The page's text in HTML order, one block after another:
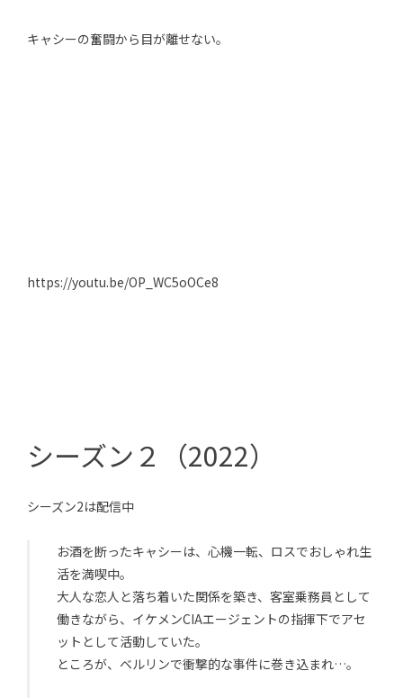
キャシーの奮闘から目が離せない。
https://youtu.be/OP_WC5oOCe8
シーズン２（2022）
シーズン2は配信中
お酒を断ったキャシーは、心機一転、ロスでおしゃれ生
活を満喫中。
大人な恋人と落ち着いた関係を築き、客室乗務員として
働きながら、イケメンCIAエージェントの指揮下でアセ
ットとして活動していた。
ところが、ベルリンで衝撃的な事件に巻き込まれ…。